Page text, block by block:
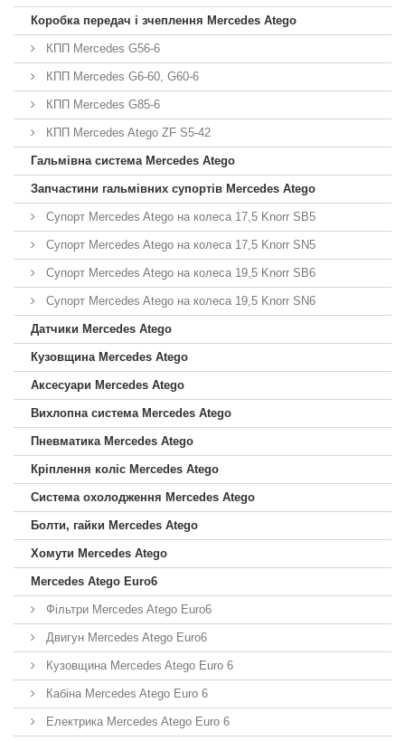
Коробка передач і зчеплення Mercedes Atego
КПП Mercedes G56-6
КПП Mercedes G6-60, G60-6
КПП Mercedes G85-6
КПП Mercedes Atego ZF S5-42
Гальмівна система Mercedes Atego
Запчастини гальмівних супортів Mercedes Atego
Супорт Mercedes Atego на колеса 17,5 Knorr SB5
Супорт Mercedes Atego на колеса 17,5 Knorr SN5
Супорт Mercedes Atego на колеса 19,5 Knorr SB6
Супорт Mercedes Atego на колеса 19,5 Knorr SN6
Датчики Mercedes Atego
Кузовщина Mercedes Atego
Аксесуари Mercedes Atego
Вихлопна система Mercedes Atego
Пневматика Mercedes Atego
Кріплення коліс Mercedes Atego
Система охолодження Mercedes Atego
Болти, гайки Mercedes Atego
Хомути Mercedes Atego
Mercedes Atego Euro6
Фільтри Mercedes Atego Euro6
Двигун Mercedes Atego Euro6
Кузовщина Mercedes Atego Euro 6
Кабіна Mercedes Atego Euro 6
Електрика Mercedes Atego Euro 6